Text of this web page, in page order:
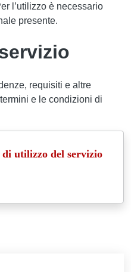
l’utilizzo è necessario
presente.
requisiti e altre
e le condizioni di
utilizzo del servizio